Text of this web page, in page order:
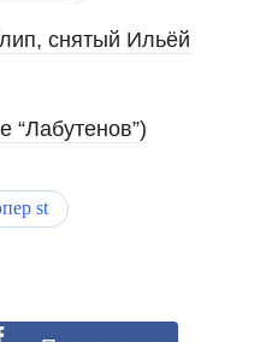
снятый Ильёй
“Лабутенов”)
st